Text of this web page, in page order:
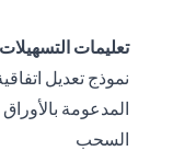
تعليمات
نموذج تعديل
المدعومة
السحب